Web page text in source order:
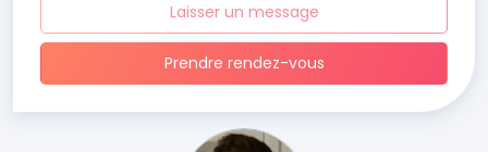
Laisser un message
Prendre rendez-vous